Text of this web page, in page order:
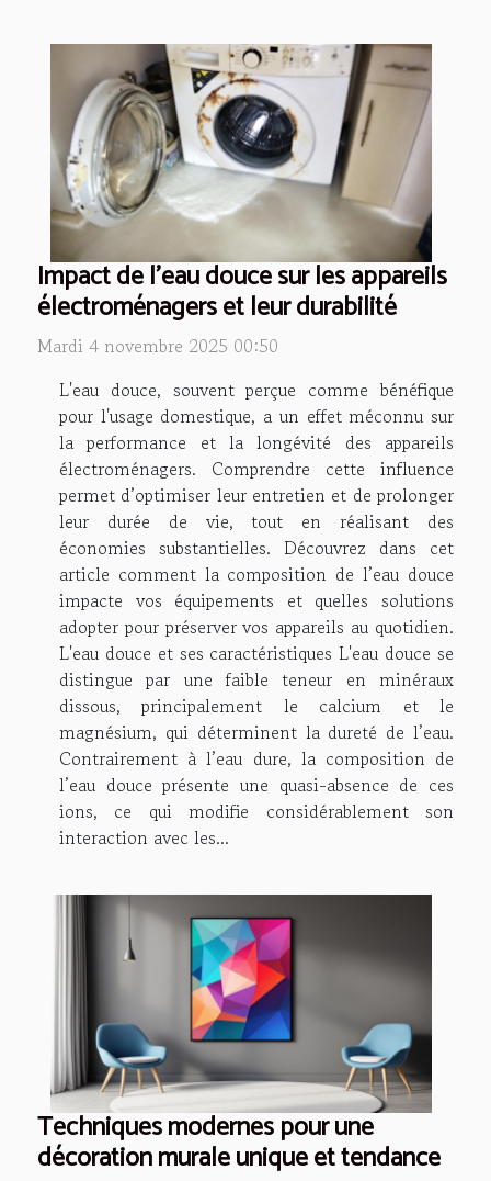
Impact de l'eau douce sur les appareils
électroménagers et leur durabilité
Mardi 4 novembre 2025 00:50
L'eau douce, souvent perçue comme bénéfique
pour l'usage domestique, a un effet méconnu sur
la performance et la longévité des appareils
électroménagers. Comprendre cette influence
permet d’optimiser leur entretien et de prolonger
leur durée de vie, tout en réalisant des
économies substantielles. Découvrez dans cet
article comment la composition de l’eau douce
impacte vos équipements et quelles solutions
adopter pour préserver vos appareils au quotidien.
L'eau douce et ses caractéristiques L'eau douce se
distingue par une faible teneur en minéraux
dissous, principalement le calcium et le
magnésium, qui déterminent la dureté de l’eau.
Contrairement à l’eau dure, la composition de
l’eau douce présente une quasi-absence de ces
ions, ce qui modifie considérablement son
interaction avec les...
Techniques modernes pour une
décoration murale unique et tendance